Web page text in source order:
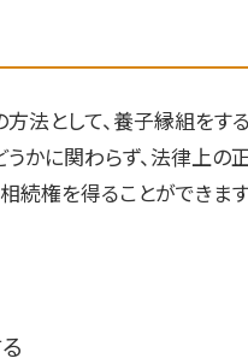
法として、養子縁組をす
かに関わらず、法律上の
続権を得ることができま